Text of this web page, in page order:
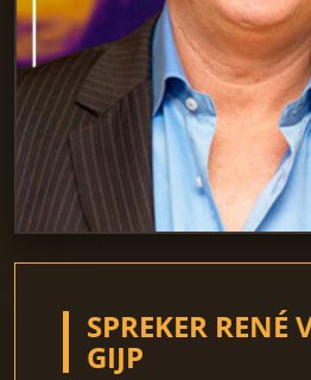
SPREKER RENÉ
GIJP